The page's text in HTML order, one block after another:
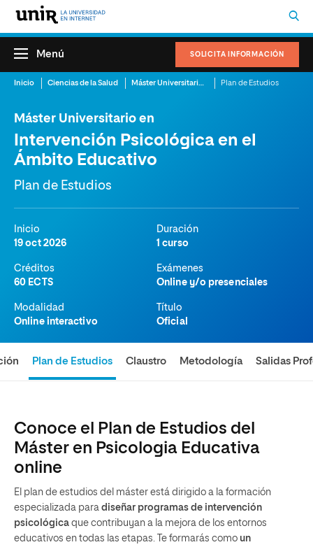
SOLICITA INFORMACIÓN
Menú
Inicio Ciencias de la Salud Máster Universitario en Intervención Psicológica en el Ámbito Educativo Plan de Estudios
Máster Universitario en
Intervención Psicológica en el
Ámbito Educativo
Plan de Estudios
Inicio
19 oct 2026
Duración
1 curso
Créditos
60 ECTS
Exámenes
Online y/o presenciales
Modalidad
Online interactivo
Título
Oficial
Plan de Estudios Claustro Metodología Salidas
Conoce el Plan de Estudios del
Máster en Psicologia Educativa
online
El plan de estudios del máster está dirigido a la formación
especializada para diseñar programas de intervención
psicológica que contribuyan a la mejora de los entornos
educativos en todas las etapas. Te formarás como un